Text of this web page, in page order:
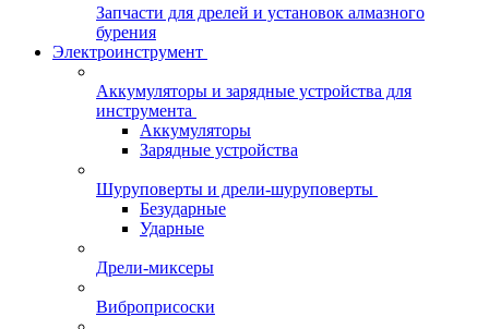
Запчасти для дрелей и установок алмазного
бурения
Электроинструмент
Аккумуляторы и зарядные устройства для
инструмента
Аккумуляторы
Зарядные устройства
Шуруповерты и дрели-шуруповерты
Безударные
Ударные
Дрели-миксеры
Виброприсоски